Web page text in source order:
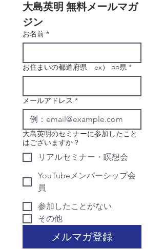
大島英明 無料メールマガ
ジン
お名前 *
お住まいの都道府県 ex） ○○県 *
メールアドレス *
大島英明のセミナーに参加したこと
はございますか？
リアルセミナー・瞑想会
YouTubeメンバーシップ会
員
参加したことがない
その他
メルマガ登録